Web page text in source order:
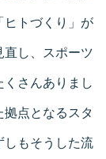
ヒトづくり」が
直し、スポーツ
さんありまし
点となるスタ
しもそうした流